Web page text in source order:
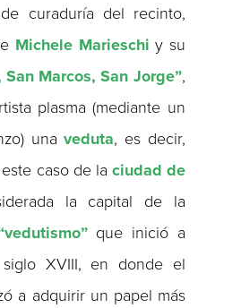
curaduría del recinto,
Michele Marieschi y su
San Marcos, San Jorge”,
plasma (mediante un
unaveduta, es decir,
caso de la ciudad de
la capital de la
que inició a
XVIII, en donde el
a adquirir un papel más